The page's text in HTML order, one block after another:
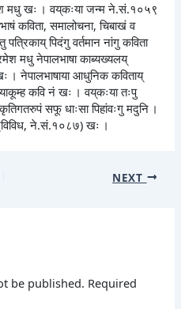
मधु खः । वय्‌कःया जन्म ने.सं.१०५९
कविता, समालोचना, चिबाखं व
पिदंगु वर्तमान नांगु कविता
मधु नेपालभाषा काब्यख्यलय्
। नेपालभाषाया आधुनिक कविताय्
कवि नं खः । वय्‌कःया तःपु
सफू धाःसा पिहांवःगु मदुनि ।
ने.सं.१०८७) खः ।
NEXT
be published. Required